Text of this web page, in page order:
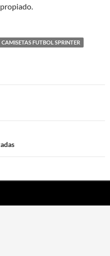
CAMISETAS FUTBOL SPRINTER